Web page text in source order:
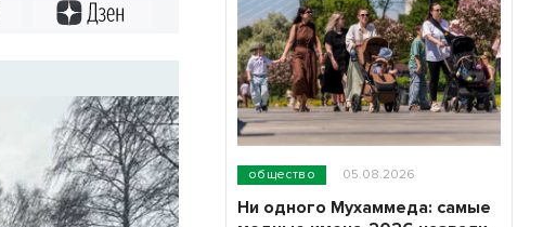
общество 05.08.2026
Ни одного Мухаммеда: самые